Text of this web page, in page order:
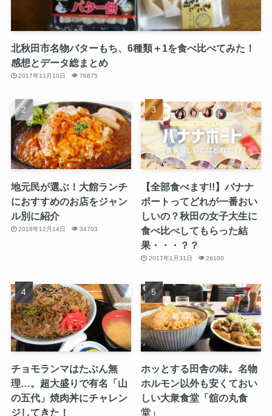
北秋田市名物バターもち、6種類＋1を食べ比べてみた！
感想とデータ総まとめ
2017年11月10日 76875
地元民が選ぶ！大館ランチ
におすすめのお店をジャン
ル別に紹介
2018年12月14日 34703
【全部食べます!!】バナナ
ボートってどれが一番おい
しいの？秋田の女子大生に
食べ比べしてもらった結
果・・・？？
2017年1月31日 26100
チョモランマはたぶん無
理…。超大盛りで有名「山
の五代」焼肉丼にチャレン
ジしてきた！
ホッとする田舎の味。名物
ホルモン以外も安くておい
しい大衆食堂「舘の丸食
堂」